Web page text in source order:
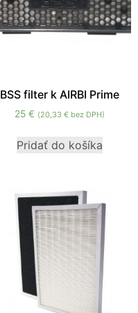
BSS filter k AIRBI Prime
25€ (20,33€ bez DPH)
Pridať do košíka